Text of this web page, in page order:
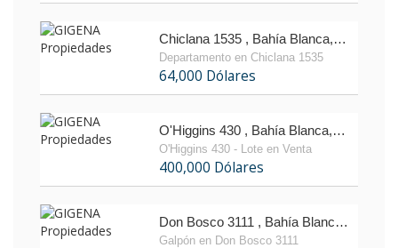
Chiclana 1535 , Bahía Blanca, Buenos Aires
Departamento en Chiclana 1535
64,000 Dólares
O'Higgins 430 , Bahía Blanca, Buenos Aires
O'Higgins 430 - Lote en Venta
400,000 Dólares
Don Bosco 3111 , Bahía Blanca, Buenos Aires
Galpón en Don Bosco 3111